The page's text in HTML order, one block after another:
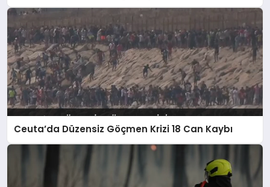
Ceuta’da Düzensiz Göçmen Krizi 18 Can Kaybı